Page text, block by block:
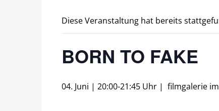
Diese Veranstaltung hat bereits
BORN TO FAKE
04. Juni | 20:00-21:45 Uhr | filmgalerie